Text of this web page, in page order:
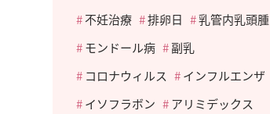
不妊治療
排卵日
乳管内乳頭腫
モンドール病
副乳
コロナウィルス
インフルエンザ
イソフラボン
アリミデックス